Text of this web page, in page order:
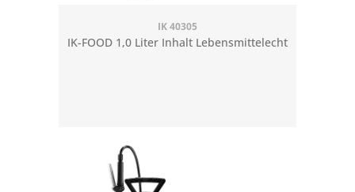
IK 40305
IK-FOOD 1,0 Liter Inhalt Lebensmittelecht